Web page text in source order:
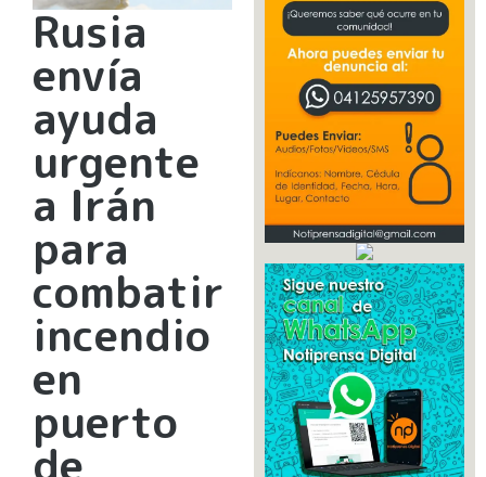
Rusia
envía
ayuda
urgente
a Irán
para
combatir
incendio
en
puerto